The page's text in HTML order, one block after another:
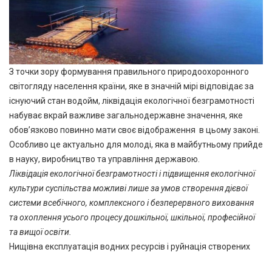
З точки зору формування правильного природоохоронного
світогляду населення країни, яке в значній мірі відповідає за
існуючий стан водойм, ліквідація екологічної безграмотності
набуває вкрай важливе загальнодержавне значення, яке
обов’язково повинно мати своє відображення в цьому законі.
Особливо це актуально для молоді, яка в майбутньому прийде
в науку, виробництво та управління державою.
Ліквідація екологічної безграмотності і підвищення екологічної
культури суспільства можливі лише за умов створення дієвої
системи всебічного, комплексного і безперервного виховання
та охоплення усього процесу дошкільної, шкільної, професійної
та вищої освіти.
Нищівна експлуатація водних ресурсів і руйнація створених